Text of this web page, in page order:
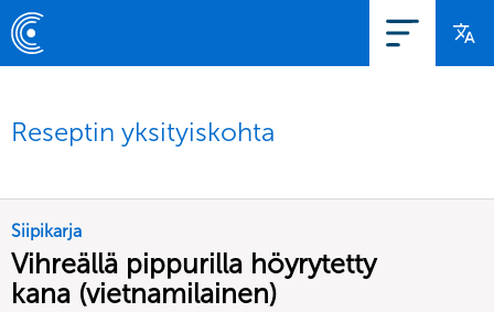
Reseptin yksityiskohta
Siipikarja
Vihreällä pippurilla höyrytetty
kana (vietnamilainen)